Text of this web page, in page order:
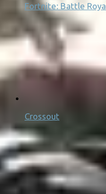
Fortnite: Battle
Crossout